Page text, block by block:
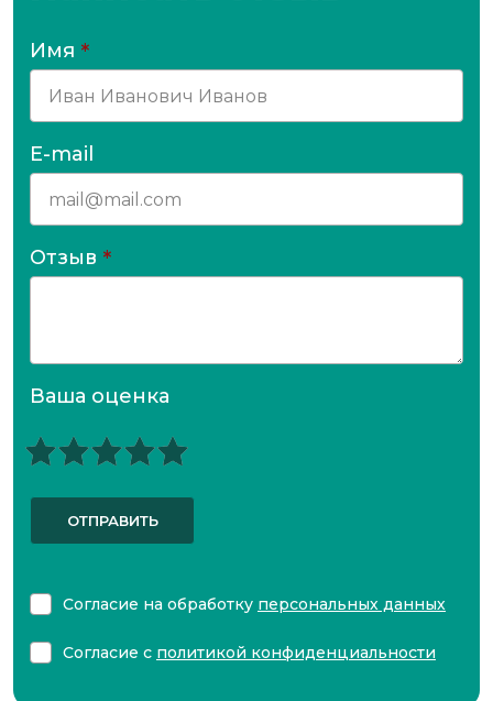
Имя *
E-mail
Отзыв *
Ваша оценка
ОТПРАВИТЬ
Согласие на обработку персональных данных
Согласие с политикой конфиденциальности